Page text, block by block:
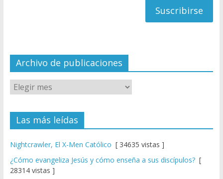
el
Archivo de publicaciones
Las más leídas
Nightcrawler, El X-Men Católico [ 34635 vistas ]
¿Cómo evangeliza Jesús y cómo enseña a sus discípulos?[
28314 vistas ]